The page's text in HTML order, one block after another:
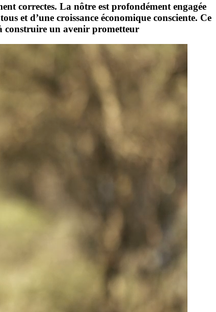
correctes. La nôtre est profondément engagée
et d’une croissance économique consciente. Ce
construire un avenir prometteur